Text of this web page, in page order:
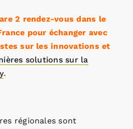
2 rendez-vous dans le
pour échanger avec
sur les innovations et
solutions sur la
.
régionales sont